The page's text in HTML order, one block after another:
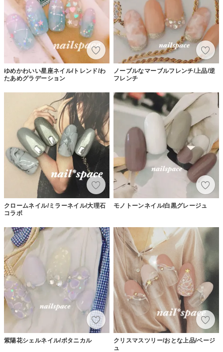
ゆめかわいい星座ネイル/トレンド/わ
たあめグラデーション
ノーブルなマーブルフレンチ/上品/逆
フレンチ
クロームネイル/ミラーネイル/大理石
コラボ
モノトーンネイル/白黒グレージュ
紫陽花シェルネイル/ボタニカル
クリスマスツリー/おとな上品/ベージ
ュ